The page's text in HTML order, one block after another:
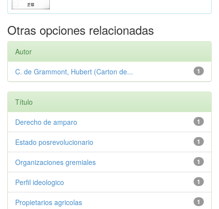
Otras opciones relacionadas
Autor
1
C. de Grammont, Hubert (Carton de...
Título
1
Derecho de amparo
1
Estado posrevolucionario
1
Organizaciones gremiales
1
Perfil ideologico
1
Propietarios agricolas